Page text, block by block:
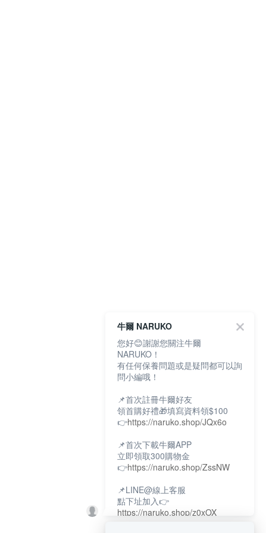
牛爾 NARUKO
您好😊謝謝您關注牛爾
NARUKO！
有任何保養問題或是疑問都可以詢
問小編哦！
📌首次註冊牛爾好友
領首購好禮🎁填寫資料領$100
👉https://naruko.shop/JQx6o
📌首次下載牛爾APP
立即領取300購物金
👉https://naruko.shop/ZssNW
📌LINE@線上客服
點下址加入👉
https://naruko.shop/z0xOX